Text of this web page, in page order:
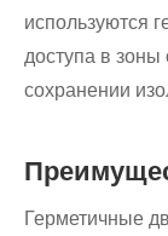
используются
доступа в зоны
сохранении
Герметичные